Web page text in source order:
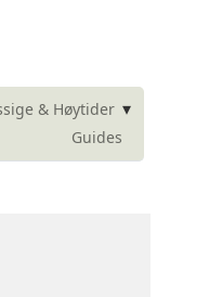
& Høytider ▾
Guides